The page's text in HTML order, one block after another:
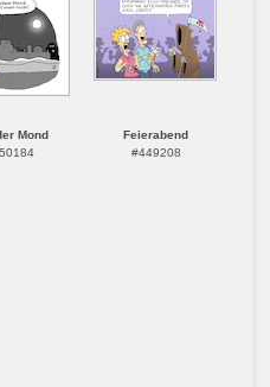
Mond
Feierabend
#449208